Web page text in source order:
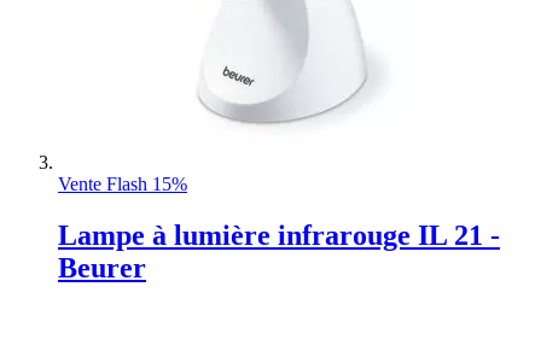
Vente Flash 15%
Lampe à lumière infrarouge IL 21 -
Beurer